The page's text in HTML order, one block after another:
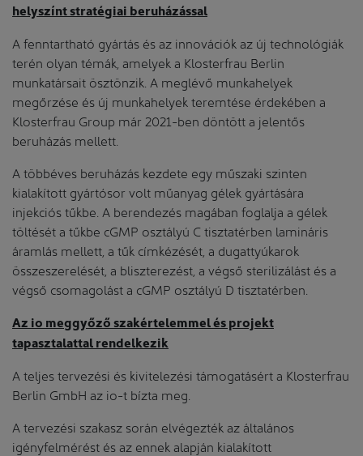
helyszínt stratégiai beruházással
A fenntartható gyártás és az innovációk az új technológiák
terén olyan témák, amelyek a Klosterfrau Berlin
munkatársait ösztönzik. A meglévő munkahelyek
megőrzése és új munkahelyek teremtése érdekében a
Klosterfrau Group már 2021-ben döntött a jelentős
beruházás mellett.
A többéves beruházás kezdete egy műszaki szinten
kialakított gyártósor volt műanyag gélek gyártására
injekciós tűkbe. A berendezés magában foglalja a gélek
töltését a tűkbe cGMP osztályú C tisztatérben lamináris
áramlás mellett, a tűk címkézését, a dugattyúkarok
összeszerelését, a bliszterezést, a végső sterilizálást és a
végső csomagolást a cGMP osztályú D tisztatérben.
Az io meggyőző szakértelemmel és projekt
tapasztalattal rendelkezik
A teljes tervezési és kivitelezési támogatásért a Klosterfrau
Berlin GmbH az io-t bízta meg.
A tervezési szakasz során elvégezték az általános
igényfelmérést és az ennek alapján kialakított